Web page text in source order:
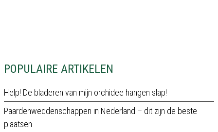
POPULAIRE ARTIKELEN
Help! De bladeren van mijn orchidee hangen slap!
Paardenweddenschappen in Nederland – dit zijn de beste
plaatsen